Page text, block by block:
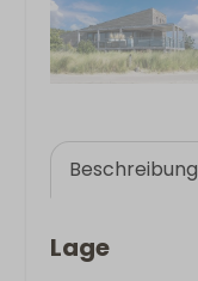
Beschreibung
Lage